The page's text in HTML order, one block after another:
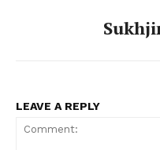
LEAVE A REPLY